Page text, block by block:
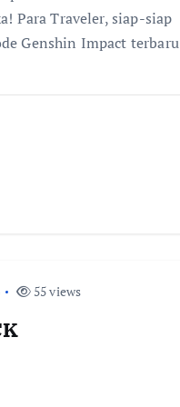
Para Traveler, siap-siap
Genshin Impact terbaru
55 views